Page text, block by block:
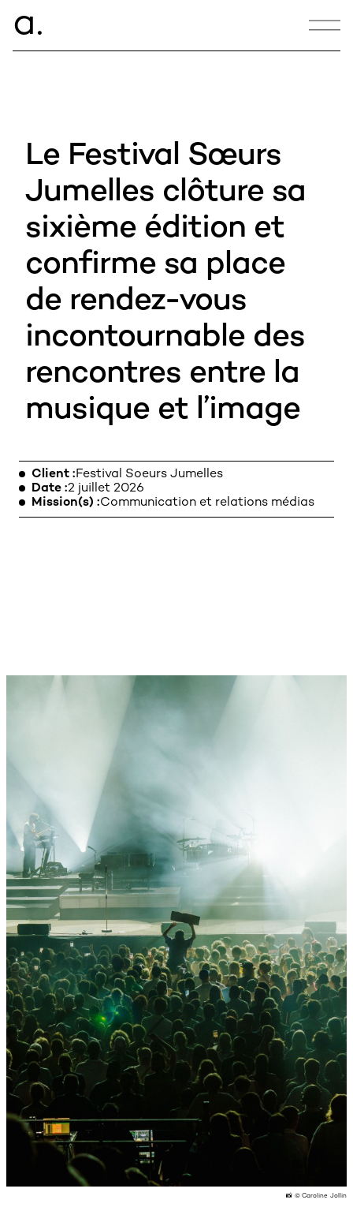
a
Le Festival Sœurs
Jumelles clôture sa
sixième édition et
confirme sa place
de rendez-vous
incontournable des
rencontres entre la
musique et l’image
Client Festival Soeurs Jumelles
Date 2 juillet 2026
Mission(s) Communication et relations médias
📸 © Caroline Jollin
hello@armance.co
+33 1 40 57 00 00
22, rue de Douai
75009 Paris
MENTIONS LÉGALES